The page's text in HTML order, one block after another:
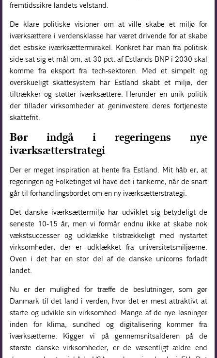
fremtidssikre landets velstand.
De klare politiske visioner om at ville skabe et miljø for
iværksættere i verdensklasse har været drivende for at skabe
det estiske iværksættermirakel. Konkret har man fra politisk
side sat sig et mål om, at 30 pct. af Estlands BNP i 2030 skal
komme fra eksport fra tech-sektoren. Med et simpelt og
overskueligt skattesystem har Estland skabt et miljø, der
tiltrækker og støtter iværksættere. Herunder en unik politik
der tillader virksomheder at geninvestere deres fortjeneste
skattefrit.
Bør indgå i regeringens nye
iværksætterstrategi
Der er meget inspiration at hente fra Estland. Mit håb er, at
regeringen og Folketinget vil have det i tankerne, når de snart
går til forhandlingsbordet om en ny iværksætterstrategi.
Det danske iværksættermiljø har udviklet sig betydeligt de
seneste 10-15 år, men vi formår endnu ikke at skabe nok
vækstsuccesser og udklække tilstrækkeligt med nystartet
virksomheder, der er udklækket fra universitetsmiljøerne.
Oven i det har en stor del af de danske unicorns forladt
landet.
Nu er der mulighed for træffe de beslutninger, som gør
Danmark til det land i verden, hvor det er mest attraktivt at
starte og udvikle sin virksomhed. Mange af de nye løsninger
inden for klima, sundhed og digitalisering kommer fra
iværksætterne. Kigger vi på gennemsnitsalderen på de
største danske virksomheder, er de væsentligt ældre end